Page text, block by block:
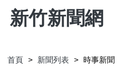
新竹新聞網
首頁 新聞列表 時事新聞